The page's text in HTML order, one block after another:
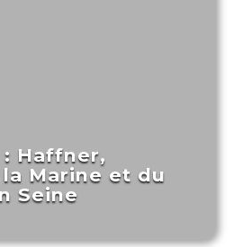
Haffner,
Marine et du
Seine